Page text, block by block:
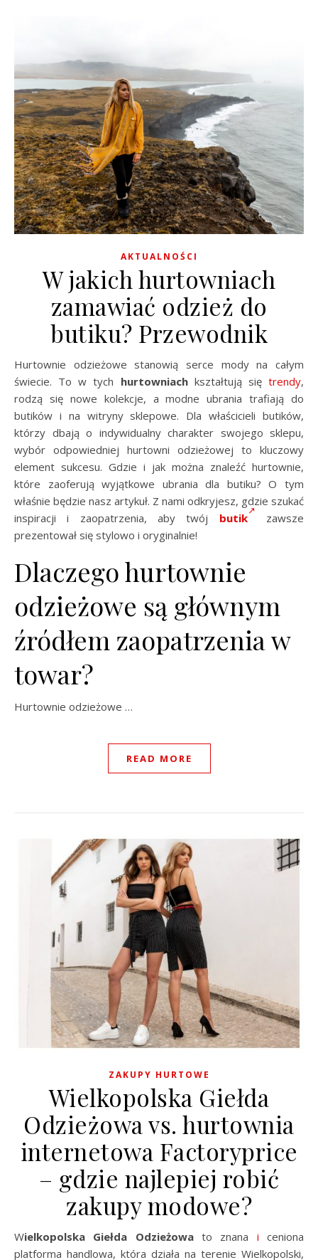
AKTUALNOŚCI
W jakich hurtowniach
zamawiać odzież do
butiku? Przewodnik
Hurtownie odzieżowe stanowią serce mody na całym
świecie. To w tych hurtowniachkształtują siętrendy,
rodzą się nowe kolekcje, a modne ubrania trafiają do
butików i na witryny sklepowe. Dla właścicieli butików,
którzy dbają o indywidualny charakter swojego sklepu,
wybór odpowiedniej hurtowni odzieżowej to kluczowy
element sukcesu. Gdzie i jak można znaleźć hurtownie,
które zaoferują wyjątkowe ubrania dla butiku? O tym
właśnie będzie nasz artykuł. Z nami odkryjesz, gdzie szukać
inspiracji i zaopatrzenia, aby twój butik
zawsze
prezentował się stylowo i oryginalnie!
Dlaczego hurtownie
odzieżowe są głównym
źródłem zaopatrzenia w
towar?
Hurtownie odzieżowe …
READ MORE
ZAKUPY HURTOWE
Wielkopolska Giełda
Odzieżowa vs. hurtownia
internetowa Factoryprice
– gdzie najlepiej robić
zakupy modowe?
Wielkopolska Giełda Odzieżowato znana i ceniona
platforma handlowa, która działa na terenie Wielkopolski,